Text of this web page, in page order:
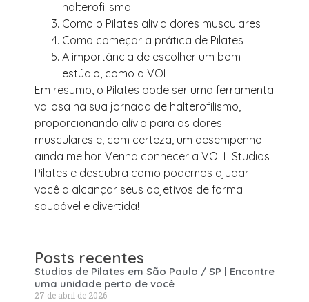
halterofilismo
Como o Pilates alivia dores musculares
Como começar a prática de Pilates
A importância de escolher um bom
estúdio, como a VOLL
Em resumo, o Pilates pode ser uma ferramenta
valiosa na sua jornada de halterofilismo,
proporcionando alívio para as dores
musculares e, com certeza, um desempenho
ainda melhor. Venha conhecer a VOLL Studios
Pilates e descubra como podemos ajudar
você a alcançar seus objetivos de forma
saudável e divertida!
Posts recentes
Studios de Pilates em São Paulo / SP | Encontre
uma unidade perto de você
27 de abril de 2026